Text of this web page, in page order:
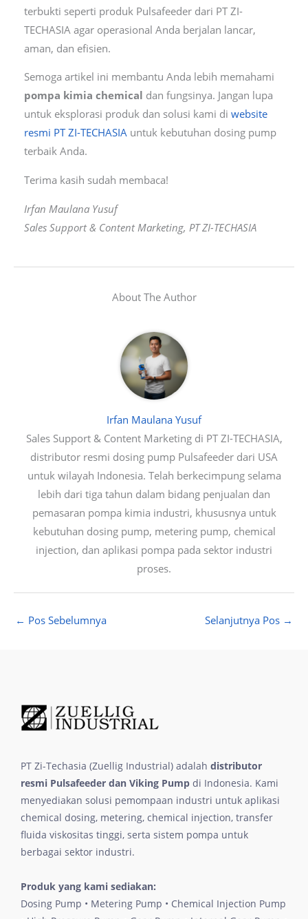
terbukti seperti produk Pulsafeeder dari PT ZI-
TECHASIA agar operasional Anda berjalan lancar,
aman, dan efisien.
Semoga artikel ini membantu Anda lebih memahami
pompa kimia chemical dan fungsinya. Jangan lupa
untuk eksplorasi produk dan solusi kami di website
resmi PT ZI-TECHASIAuntuk kebutuhan dosing pump
terbaik Anda.
Terima kasih sudah membaca!
Irfan Maulana Yusuf
Sales Support & Content Marketing, PT ZI-TECHASIA
About The Author
Irfan Maulana Yusuf
Sales Support & Content Marketing di PT ZI-TECHASIA,
distributor resmi dosing pump Pulsafeeder dari USA
untuk wilayah Indonesia. Telah berkecimpung selama
lebih dari tiga tahun dalam bidang penjualan dan
pemasaran pompa kimia industri, khususnya untuk
kebutuhan dosing pump, metering pump, chemical
injection, dan aplikasi pompa pada sektor industri
proses.
← Pos Sebelumnya Selanjutnya Pos →
PT Zi-Techasia (Zuellig Industrial) adalah distributor
resmi Pulsafeeder dan Viking Pump di Indonesia. Kami
menyediakan solusi pemompaan industri untuk aplikasi
chemical dosing, metering, chemical injection, transfer
fluida viskositas tinggi, serta sistem pompa untuk
berbagai sektor industri.
Produk yang kami sediakan:
Dosing Pump • Metering Pump • Chemical Injection Pump